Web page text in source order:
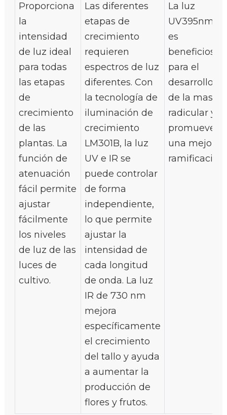
Proporciona
la
intensidad
de luz ideal
para todas
las etapas
de
crecimiento
de las
plantas. La
función de
atenuación
fácil permite
ajustar
fácilmente
los niveles
de luz de las
luces de
cultivo.
Las diferentes
etapas de
crecimiento
requieren
espectros de luz
diferentes. Con
la tecnología de
iluminación de
crecimiento
LM301B, la luz
UV e IR se
puede controlar
de forma
independiente,
lo que permite
ajustar la
intensidad de
cada longitud
de onda. La luz
IR de 730 nm
mejora
específicamente
el crecimiento
del tallo y ayuda
a aumentar la
producción de
flores y frutos.
La luz
UV395nm
es
beneficiosa
para el
desarrollo
de la masa
radicular y
promueve
una mejor
ramificación.